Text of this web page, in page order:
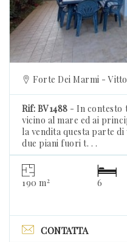
Forte Dei Marmi -
Rif: BV1488 - In contesto
vicino al mare ed ai
la vendita questa parte
due piani fuori t. . .
190 m2 6
CONTATTA